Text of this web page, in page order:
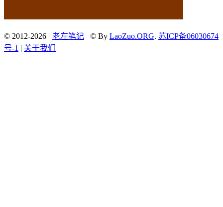
© 2012-2026 老左笔记 © By LaoZuo.ORG. 苏ICP备06030674
号-1 | 关于我们